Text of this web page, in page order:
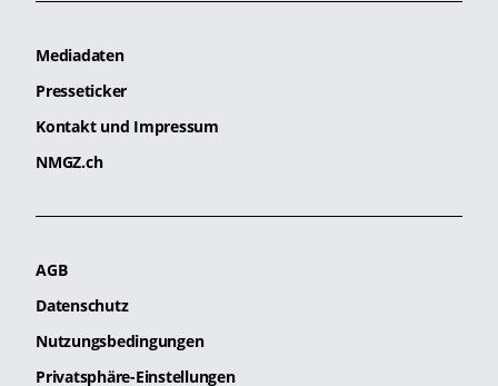
Mediadaten
Presseticker
Kontakt und Impressum
NMGZ.ch
AGB
Datenschutz
Nutzungsbedingungen
Privatsphäre-Einstellungen